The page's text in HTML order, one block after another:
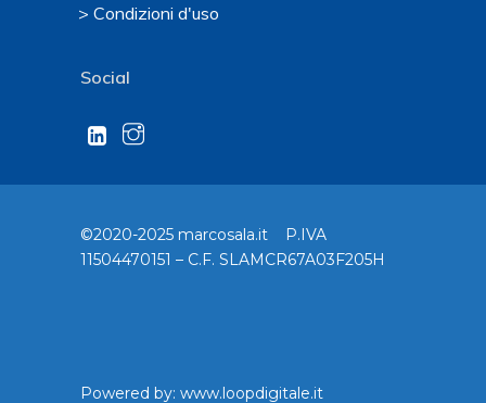
> Condizioni d'uso
Social
©2020-2025 marcosala.it P.IVA
11504470151 – C.F. SLAMCR67A03F205H
Powered by: www.loopdigitale.it